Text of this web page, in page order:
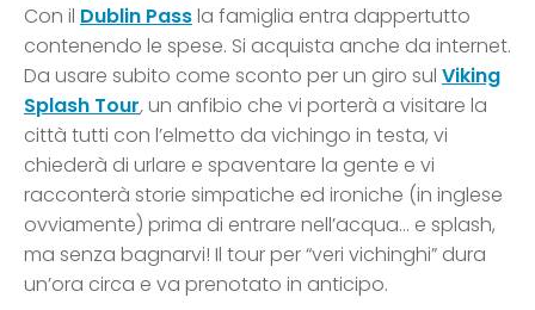
Con il Dublin Passla famiglia entra dappertutto
contenendo le spese. Si acquista anche da internet.
Da usare subito come sconto per un giro sul Viking
Splash Tour,un anfibio che vi porterà a visitare la
città tutti con l’elmetto da vichingo in testa, vi
chiederà di urlare e spaventare la gente e vi
racconterà storie simpatiche ed ironiche (in inglese
ovviamente) prima di entrare nell’acqua… e splash,
ma senza bagnarvi! Il tour per “veri vichinghi” dura
un’ora circa e va prenotato in anticipo.